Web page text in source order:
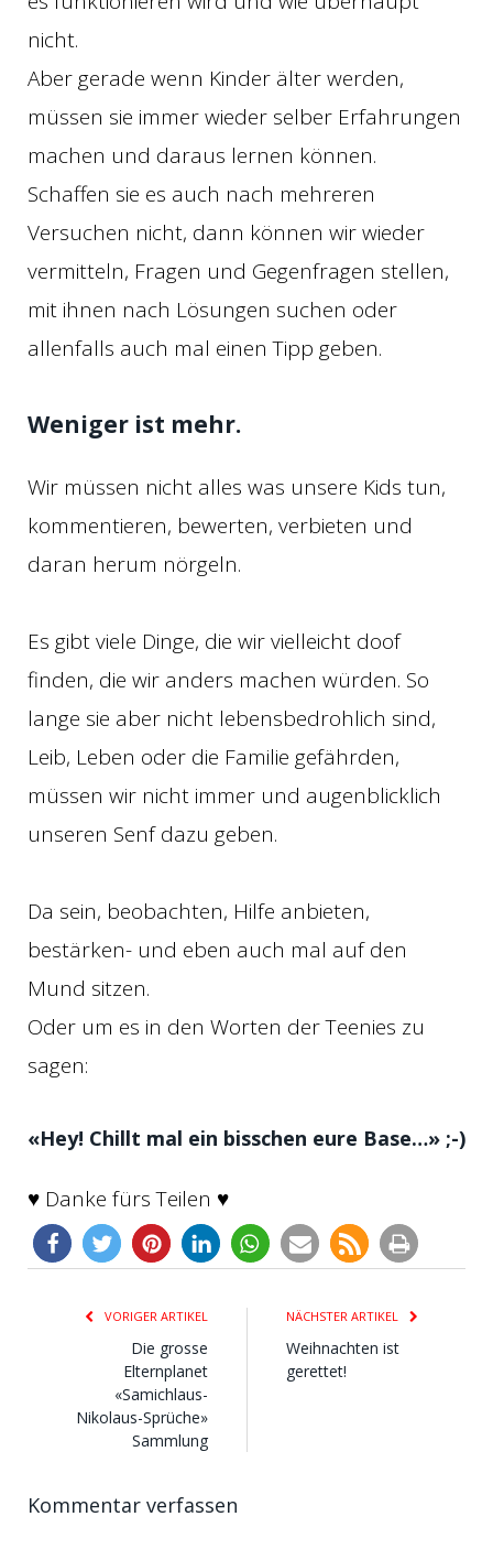
nicht.
Aber gerade wenn Kinder älter werden,
müssen sie immer wieder selber Erfahrungen
machen und daraus lernen können.
Schaffen sie es auch nach mehreren
Versuchen nicht, dann können wir wieder
vermitteln, Fragen und Gegenfragen stellen,
mit ihnen nach Lösungen suchen oder
allenfalls auch mal einen Tipp geben.
Weniger ist mehr.
Wir müssen nicht alles was unsere Kids tun,
kommentieren, bewerten, verbieten und
daran herum nörgeln.
Es gibt viele Dinge, die wir vielleicht doof
finden, die wir anders machen würden. So
lange sie aber nicht lebensbedrohlich sind,
Leib, Leben oder die Familie gefährden,
müssen wir nicht immer und augenblicklich
unseren Senf dazu geben.
Da sein, beobachten, Hilfe anbieten,
bestärken- und eben auch mal auf den
Mund sitzen.
Oder um es in den Worten der Teenies zu
sagen:
«Hey! Chillt mal ein bisschen eure Base…» ;-)
♥ Danke fürs Teilen ♥
3
VORIGER ARTIKEL
Die grosse
Elternplanet
«Samichlaus-
Nikolaus-Sprüche»
Sammlung
NÄCHSTER ARTIKEL
Weihnachten ist
gerettet!
Kommentar verfassen